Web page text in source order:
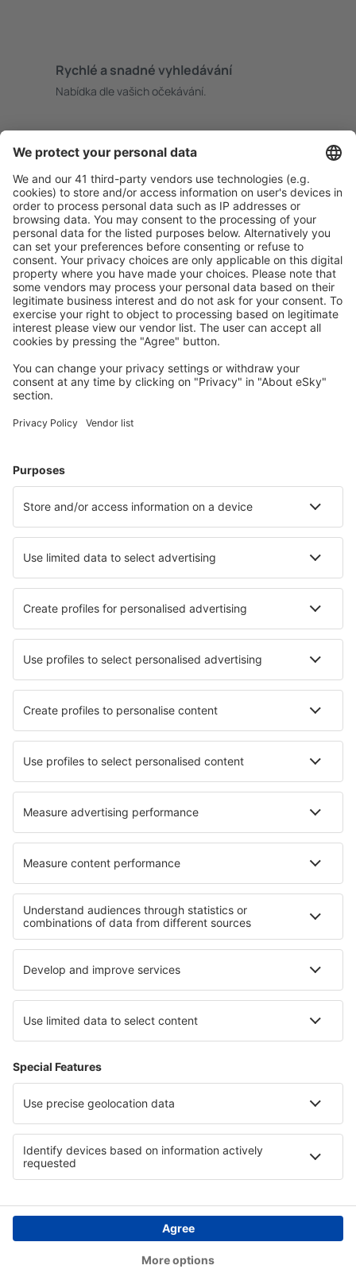
Rychlé a snadné vyhledávání
Nabídka dle vašich očekávání.
Bezproblémová rezervace s možností bezplatného
zrušení.
S námi ušetříte
Atraktivní ceny a speciální nabídky pro přihlášené
uživatele.
Ubytování dle vašeho gusta
Vyberte si z více než 1.3 milionu zařízení: hotelů,
apartmánů, chat a dalších.
Nejvyhledávanější hotely uživateli eSky
Hotely ve Velké Británii - Oblíbená města
Hotely v Londýně Hotely v Birminghamu
Hotely in Swansea Hotely in Stoke on Trent
Hotely in Salcombe Hotely in Wolverhampton
Nejlepší hotely - města
Hotely in Riedenberg Hotely in Stryków
Hotely in Niwy k. Bydgoszczy Hotely in Tiengemeten
Hotely in Saint-Fort-sur-Gironde Hotely in Frontera
Hotely in L'arboc Hotely in Bengtsfors
Nejlepší hotely - regiony
Hotely v Anglesey Hotely na Guernsey
Hotely v Great Yarmouthu Hotely v Pembrokeshire
Hotely v Severním Irsku Hotely na Lanzarote
Hotely v Kampánii Hotely v Norte de Santander
Hotely in Andros Hotely in Tamaulipas
Copyright © eSky.cz. Všechna práva vyhrazena.